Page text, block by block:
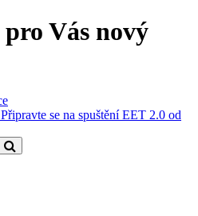
Vás nový
Připravte se na spuštění EET 2.0 od